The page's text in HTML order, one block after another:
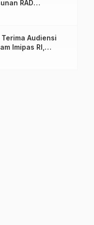
RAD
Barat
Terima Audiensi
Imipas RI,
Kesehatan bagi